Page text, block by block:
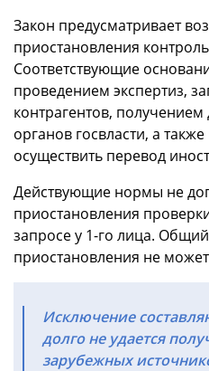
Закон предусматривает
приостановления
Соответствующие
проведением экспертиз,
контрагентов,
органов госвласти, а
осуществить перевод
Действующие нормы не
приостановления
запросе у 1-го лица.
приостановления не
Исключение
долго не удается
зарубежных